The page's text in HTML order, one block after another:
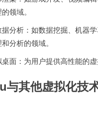
领域。
据分析：如数据挖掘、机器
分析的领域。
桌面：为用户提供高性能的虚
与其他虚拟化技